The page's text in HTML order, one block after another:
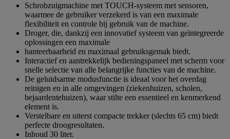
Schrobzuigmachine met TOUCH-systeem met sensoren,
waarmee de gebruiker verzekerd is van een maximale
flexibiliteit en controle bij gebruik van de machine.
Droger, die, dankzij een innovatief systeem van geïntegreerde
oplossingen een maximale
hanteerbaarheid en maximaal gebruiksgemak biedt.
Interactief en aantrekkelijk bedieningspaneel met scherm voor
snelle selectie van alle belangrijke functies van de machine.
De geluidsarme modusfunctie is ideaal voor het overdag
reinigen en in alle omgevingen (ziekenhuizen, scholen,
bejaardentehuizen), waar stilte een essentieel en kenmerkend
element is.
Verstelbare en uiterst compacte trekker (slechts 65 cm) biedt
perfecte droogresultaten.
Inhoud 30 liter.